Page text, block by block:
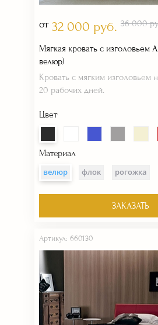
от 32 000 руб. 36 000
Мягкая кровать с изголовьем
велюр)
Кровать с мягким изголовьем
20 рабочих дней.
Цвет
Материал
велюр
флок рогожка
ЗАКАЗАТЬ
Артикул: 660130